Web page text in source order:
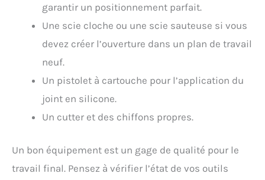
garantir un positionnement parfait.
Une scie cloche ou une scie sauteuse si vous
devez créer l’ouverture dans un plan de travail
neuf.
Un pistolet à cartouche pour l’application du
joint en silicone.
Un cutter et des chiffons propres.
Un bon équipement est un gage de qualité pour le
travail final. Pensez à vérifier l’état de vos outils